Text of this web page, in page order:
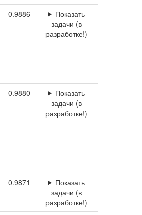
0.9886
Показать
задачи (в
разработке!)
0.9880
Показать
задачи (в
разработке!)
0.9871
Показать
задачи (в
разработке!)